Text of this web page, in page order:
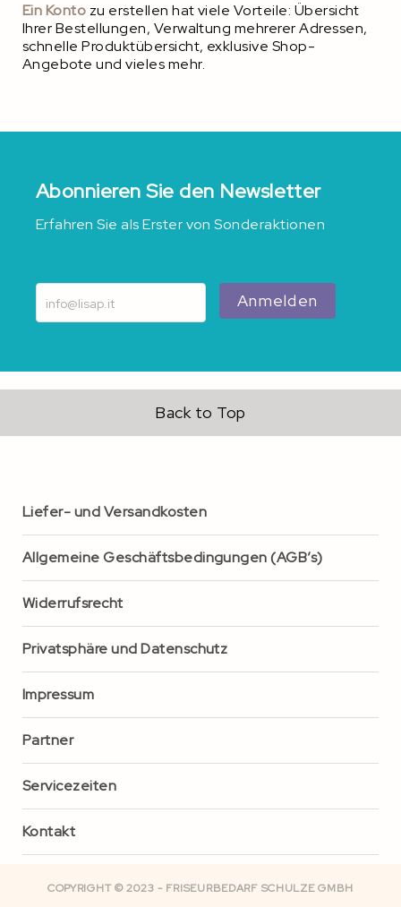
Ein Konto zu erstellen hat viele Vorteile: Übersicht
Ihrer Bestellungen, Verwaltung mehrerer Adressen,
schnelle Produktübersicht, exklusive Shop-
Angebote und vieles mehr.
Abonnieren Sie den Newsletter
Erfahren Sie als Erster von Sonderaktionen
Anmelden
Back to Top
Liefer- und Versandkosten
Allgemeine Geschäftsbedingungen (AGB’s)
Widerrufsrecht
Privatsphäre und Datenschutz
Impressum
Partner
Servicezeiten
Kontakt
COPYRIGHT © 2023 - FRISEURBEDARF SCHULZE GMBH